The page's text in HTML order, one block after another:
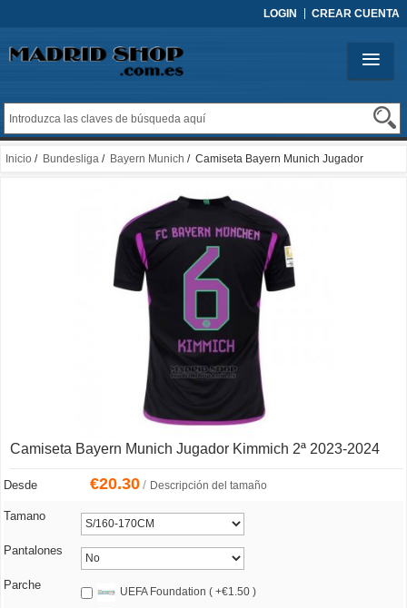
LOGIN CREAR CUENTA
Inicio / Bundesliga / Bayern Munich / Camiseta Bayern Munich Jugador
Camiseta Bayern Munich Jugador Kimmich 2ª 2023-2024
Desde €20.30/ Descripción del tamaño
Tamano
Pantalones
Parche
UEFA Foundation ( +€1.50 )